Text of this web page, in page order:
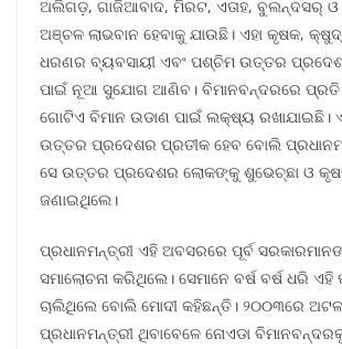
ଅଲିଗଡ଼, ଗାଜିଆବାଦ, ମିରଟ, ଏତାହ, ବୁଲନ୍ଦସର୍‌ ଓ
ଅଞ୍ଚଳ ଲାଭବାନ ହେବାକୁ ଯାଉଛି। ଏହା କୃଷକ,
ଧରଣର ବ୍ୟବସାୟୀ ଏବଂ ପଶ୍ଚିମ ଉତ୍ତର
ପାଇଁ ନୂଆ ସୁଯୋଗ ଆଣିବ। ବିମାନବନ୍ଦରରେ ପ୍ରତି
ଗୋଟିଏ ବିମାନ ଉଡାଣ ପାଇଁ ଲକ୍ଷ୍ୟ ରଖାଯାଇଛି।
ଉତ୍ତର ପ୍ରଦେଶର ପ୍ରତୀକ ହେବ ବୋଲି
ସେ ଉତ୍ତର ପ୍ରଦେଶର ଲୋକଙ୍କୁ ଶୁଭେଚ୍ଛା ଓ
ଜଣାଇଥିଲେ।
ପ୍ରଧାନମନ୍ତ୍ରୀ ଏହି ଅବସରରେ ପୂର୍ବ
ସମାଲୋଚନା କରିଥିଲେ। ସେମାନେ ବର୍ଷ ବର୍ଷ ଧରି
ଚାଲିଥିଲେ ବୋଲି ମୋଦୀ କହିଛନ୍ତି। ୨୦୦୩ରେ ଅଟଳ
ପ୍ରଧାନମନ୍ତ୍ରୀ ଥିବାବେଳେ ନୋଏଡା